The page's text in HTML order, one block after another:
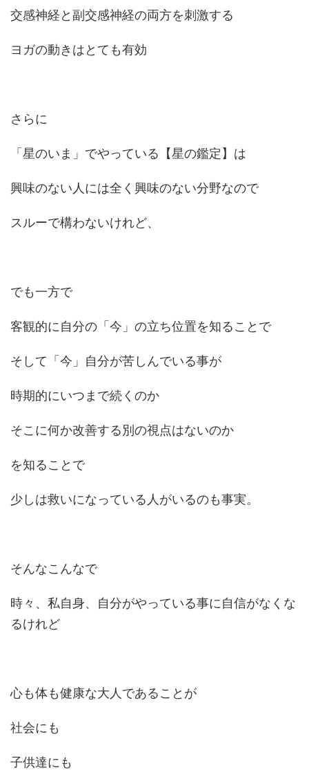
交感神経と副交感神経の両方を刺激する
ヨガの動きはとても有効
さらに
「星のいま」でやっている【星の鑑定】は
興味のない人には全く興味のない分野なので
スルーで構わないけれど、
でも一方で
客観的に自分の「今」の立ち位置を知ることで
そして「今」自分が苦しんでいる事が
時期的にいつまで続くのか
そこに何か改善する別の視点はないのか
を知ることで
少しは救いになっている人がいるのも事実。
そんなこんなで
時々、私自身、自分がやっている事に自信がなくな
るけれど
心も体も健康な大人であることが
社会にも
子供達にも